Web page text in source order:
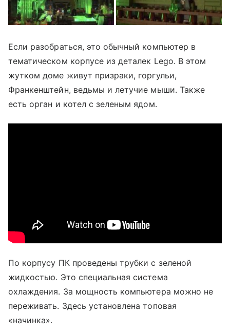
Если разобраться, это обычный компьютер в
тематическом корпусе из деталек Lego. В этом
жутком доме живут призраки, горгульи,
Франкенштейн, ведьмы и летучие мыши. Также
есть орган и котел с зеленым ядом.
По корпусу ПК проведены трубки с зеленой
жидкостью. Это специальная система
охлаждения. За мощность компьютера можно не
переживать. Здесь установлена топовая
«начинка».